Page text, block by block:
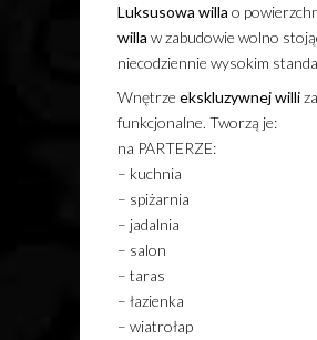
Luksusowa willa o
willa w zabudowie wolno
niecodziennie wysokim
Wnętrze ekskluzywnej willi
funkcjonalne. Tworzą je:
na PARTERZE:
– kuchnia
– spiżarnia
– jadalnia
– salon
– taras
– łazienka
– wiatrołap